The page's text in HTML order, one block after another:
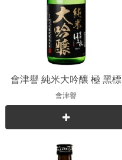
會津譽 純米大吟釀 極 黑標
會津譽